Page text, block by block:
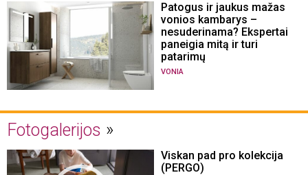
Patogus ir jaukus mažas
vonios kambarys –
nesuderinama? Ekspertai
paneigia mitą ir turi
patarimų
VONIA
Fotogalerijos
Viskan pad pro kolekcija
(PERGO)